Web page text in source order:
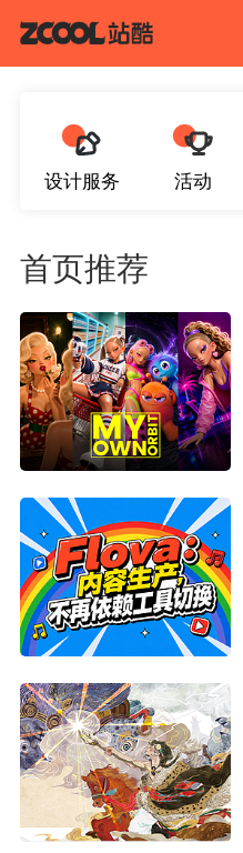
设计服务 活动
首页推荐